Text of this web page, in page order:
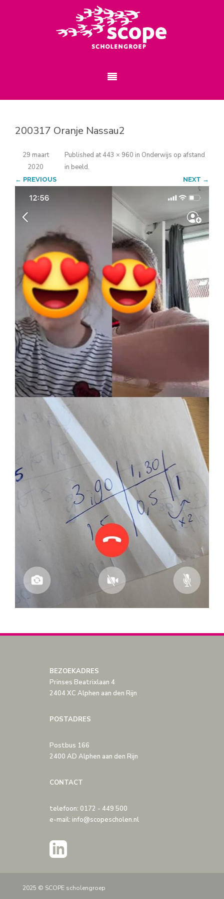
200317 Oranje Nassau2
Published
29 maart
2020
at 443 × 960 in Onderwijs op afstand
in beeld.
← PREVIOUS NEXT →
BEZOEKADRES
Prinses Beatrixlaan 4
2404 XC Alphen aan den Rijn
POSTADRES
Postbus 166
2400 AD Alphen aan den Rijn
CONTACT
telefoon: 0172 - 449 500
e-mail: info@scopescholen.nl
2025 © SCOPE scholengroep